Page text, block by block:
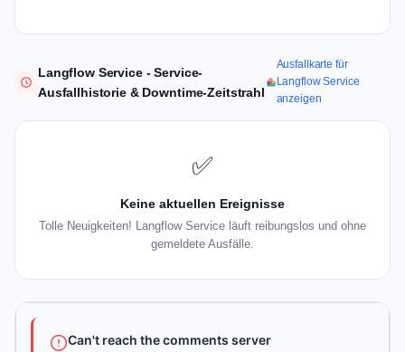
Langflow Service - Service-
Ausfallhistorie & Downtime-Zeitstrahl
Ausfallkarte für
Langflow Service
anzeigen
✅
Keine aktuellen Ereignisse
Tolle Neuigkeiten! Langflow Service läuft reibungslos und ohne
gemeldete Ausfälle.
Can't reach the comments server